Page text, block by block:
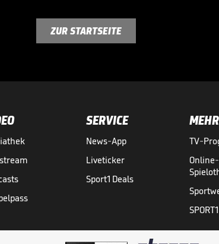
ZUR STARTSEITE
SERVICE
News-App
Liveticker
Sport1 Deals
MEHR
TV-